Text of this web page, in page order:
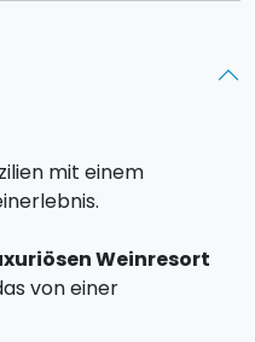
mit einem
Weinresort
von einer
ist, zwischen